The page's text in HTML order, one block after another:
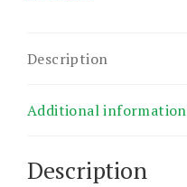
Description
Additional information
Description